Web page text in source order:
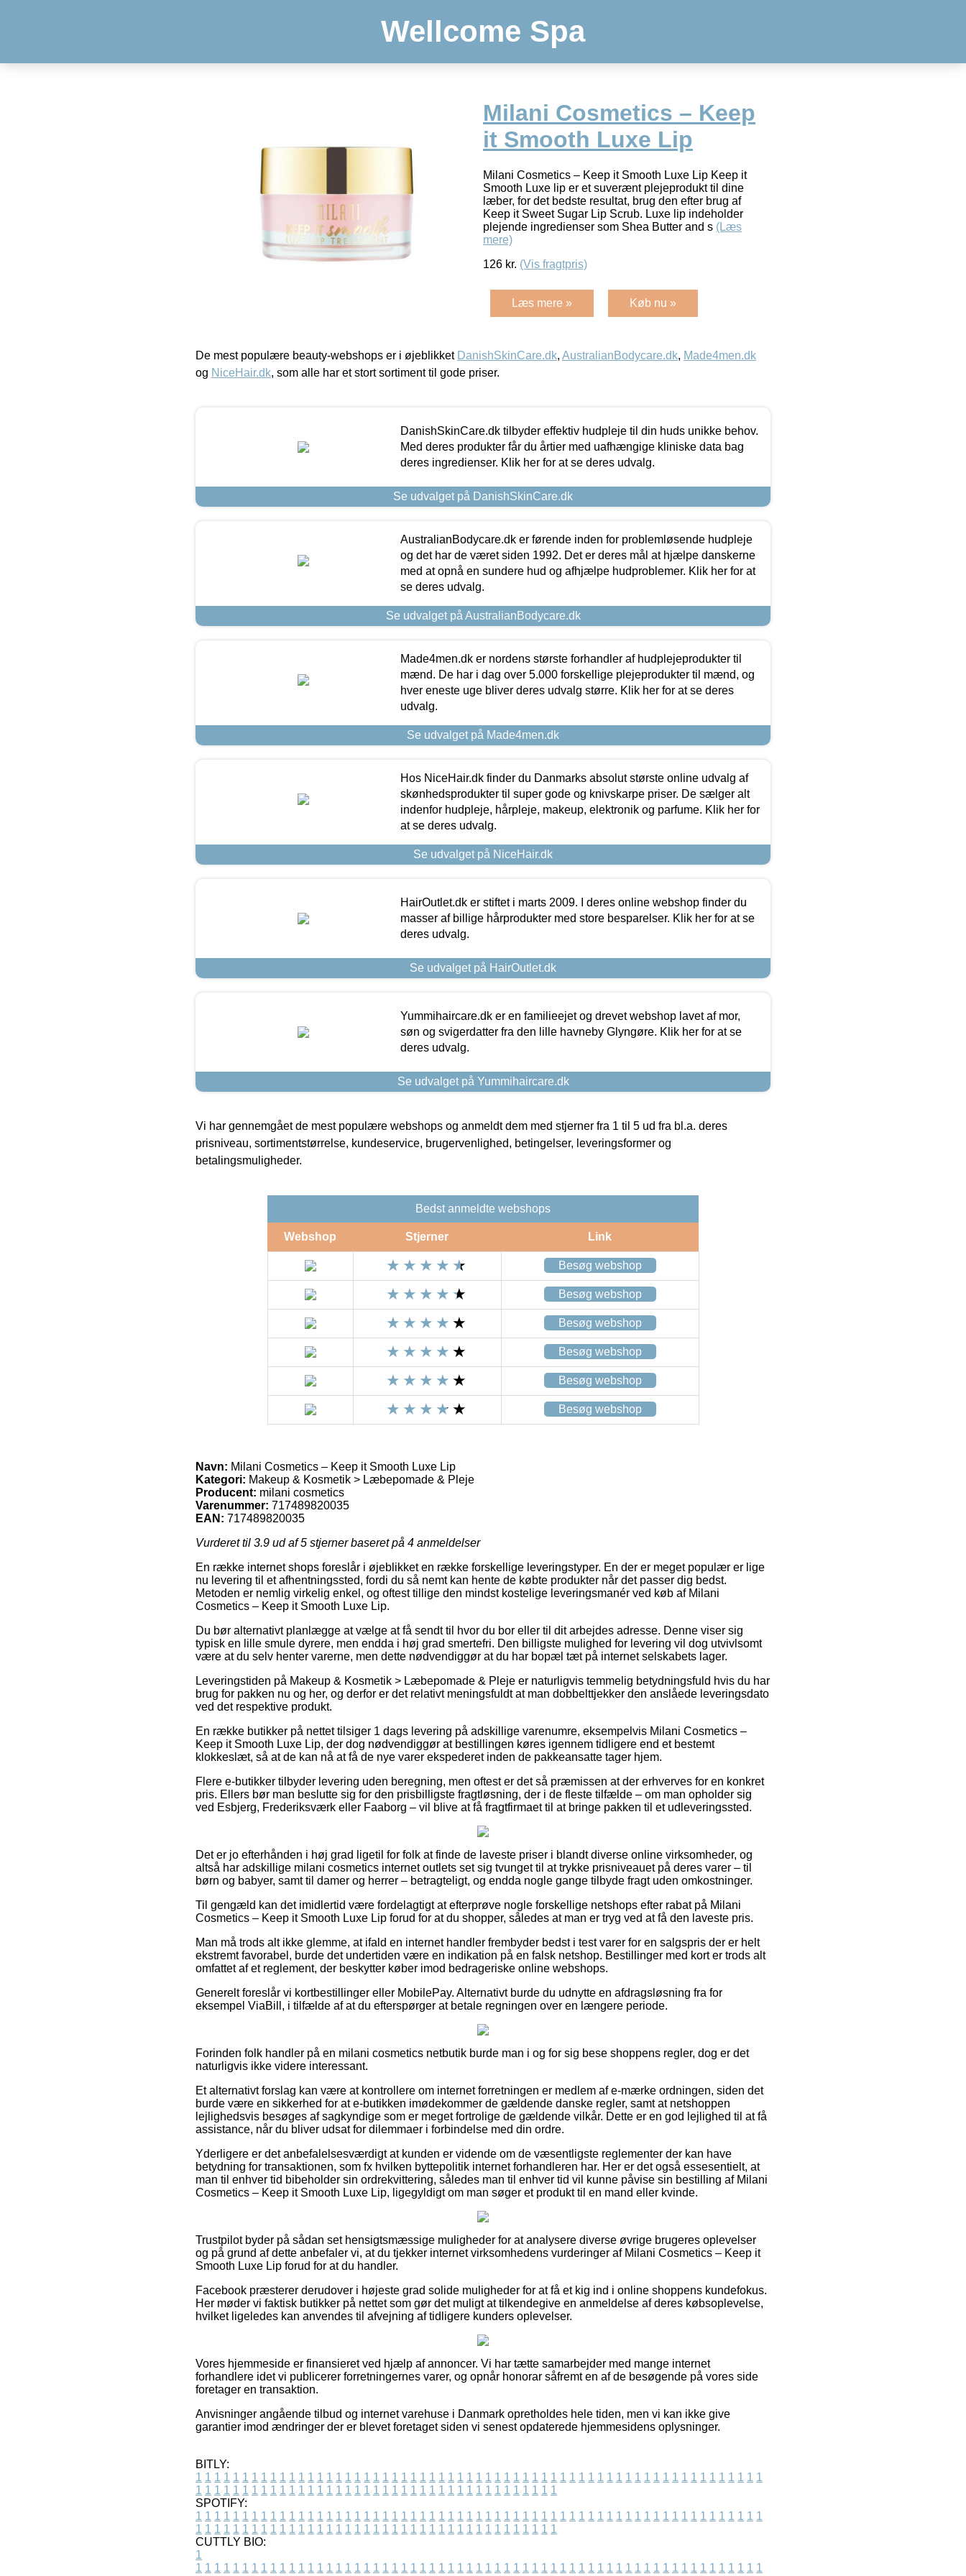
Wellcome Spa
Milani Cosmetics – Keep
it Smooth Luxe Lip
Milani Cosmetics – Keep it Smooth Luxe Lip Keep it
Smooth Luxe lip er et suverænt plejeprodukt til dine
læber, for det bedste resultat, brug den efter brug af
Keep it Sweet Sugar Lip Scrub. Luxe lip indeholder
plejende ingredienser som Shea Butter and s (Læs
mere)
126 kr. (Vis fragtpris)
Læs mere » Køb nu »
De mest populære beauty-webshops er i øjeblikket DanishSkinCare.dk, AustralianBodycare.dk, Made4men.dk
og NiceHair.dk, som alle har et stort sortiment til gode priser.
DanishSkinCare.dk tilbyder effektiv hudpleje til din huds unikke behov.
Med deres produkter får du årtier med uafhængige kliniske data bag
deres ingredienser. Klik her for at se deres udvalg.
Se udvalget på DanishSkinCare.dk
AustralianBodycare.dk er førende inden for problemløsende hudpleje
og det har de været siden 1992. Det er deres mål at hjælpe danskerne
med at opnå en sundere hud og afhjælpe hudproblemer. Klik her for at
se deres udvalg.
Se udvalget på AustralianBodycare.dk
Made4men.dk er nordens største forhandler af hudplejeprodukter til
mænd. De har i dag over 5.000 forskellige plejeprodukter til mænd, og
hver eneste uge bliver deres udvalg større. Klik her for at se deres
udvalg.
Se udvalget på Made4men.dk
Hos NiceHair.dk finder du Danmarks absolut største online udvalg af
skønhedsprodukter til super gode og knivskarpe priser. De sælger alt
indenfor hudpleje, hårpleje, makeup, elektronik og parfume. Klik her for
at se deres udvalg.
Se udvalget på NiceHair.dk
HairOutlet.dk er stiftet i marts 2009. I deres online webshop finder du
masser af billige hårprodukter med store besparelser. Klik her for at se
deres udvalg.
Se udvalget på HairOutlet.dk
Yummihaircare.dk er en familieejet og drevet webshop lavet af mor,
søn og svigerdatter fra den lille havneby Glyngøre. Klik her for at se
deres udvalg.
Se udvalget på Yummihaircare.dk
Vi har gennemgået de mest populære webshops og anmeldt dem med stjerner fra 1 til 5 ud fra bl.a. deres
prisniveau, sortimentstørrelse, kundeservice, brugervenlighed, betingelser, leveringsformer og
betalingsmuligheder.
Bedst anmeldte webshops
Webshop Stjerner Link
Besøg webshop
Besøg webshop
Besøg webshop
Besøg webshop
Besøg webshop
Besøg webshop
Navn: Milani Cosmetics – Keep it Smooth Luxe Lip
Kategori: Makeup & Kosmetik > Læbepomade & Pleje
Producent: milani cosmetics
Varenummer: 717489820035
EAN: 717489820035
Vurderet til 3.9 ud af 5 stjerner baseret på 4 anmeldelser
En række internet shops foreslår i øjeblikket en række forskellige leveringstyper. En der er meget populær er lige
nu levering til et afhentningssted, fordi du så nemt kan hente de købte produkter når det passer dig bedst.
Metoden er nemlig virkelig enkel, og oftest tillige den mindst kostelige leveringsmanér ved køb af Milani
Cosmetics – Keep it Smooth Luxe Lip.
Du bør alternativt planlægge at vælge at få sendt til hvor du bor eller til dit arbejdes adresse. Denne viser sig
typisk en lille smule dyrere, men endda i høj grad smertefri. Den billigste mulighed for levering vil dog utvivlsomt
være at du selv henter varerne, men dette nødvendiggør at du har bopæl tæt på internet selskabets lager.
Leveringstiden på Makeup & Kosmetik > Læbepomade & Pleje er naturligvis temmelig betydningsfuld hvis du har
brug for pakken nu og her, og derfor er det relativt meningsfuldt at man dobbelttjekker den anslåede leveringsdato
ved det respektive produkt.
En række butikker på nettet tilsiger 1 dags levering på adskillige varenumre, eksempelvis Milani Cosmetics –
Keep it Smooth Luxe Lip, der dog nødvendiggør at bestillingen køres igennem tidligere end et bestemt
klokkeslæt, så at de kan nå at få de nye varer ekspederet inden de pakkeansatte tager hjem.
Flere e-butikker tilbyder levering uden beregning, men oftest er det så præmissen at der erhverves for en konkret
pris. Ellers bør man beslutte sig for den prisbilligste fragtløsning, der i de fleste tilfælde – om man opholder sig
ved Esbjerg, Frederiksværk eller Faaborg – vil blive at få fragtfirmaet til at bringe pakken til et udleveringssted.
Det er jo efterhånden i høj grad ligetil for folk at finde de laveste priser i blandt diverse online virksomheder, og
altså har adskillige milani cosmetics internet outlets set sig tvunget til at trykke prisniveauet på deres varer – til
børn og babyer, samt til damer og herrer – betragteligt, og endda nogle gange tilbyde fragt uden omkostninger.
Til gengæld kan det imidlertid være fordelagtigt at efterprøve nogle forskellige netshops efter rabat på Milani
Cosmetics – Keep it Smooth Luxe Lip forud for at du shopper, således at man er tryg ved at få den laveste pris.
Man må trods alt ikke glemme, at ifald en internet handler frembyder bedst i test varer for en salgspris der er helt
ekstremt favorabel, burde det undertiden være en indikation på en falsk netshop. Bestillinger med kort er trods alt
omfattet af et reglement, der beskytter køber imod bedrageriske online webshops.
Generelt foreslår vi kortbestillinger eller MobilePay. Alternativt burde du udnytte en afdragsløsning fra for
eksempel ViaBill, i tilfælde af at du efterspørger at betale regningen over en længere periode.
Forinden folk handler på en milani cosmetics netbutik burde man i og for sig bese shoppens regler, dog er det
naturligvis ikke videre interessant.
Et alternativt forslag kan være at kontrollere om internet forretningen er medlem af e-mærke ordningen, siden det
burde være en sikkerhed for at e-butikken imødekommer de gældende danske regler, samt at netshoppen
lejlighedsvis besøges af sagkyndige som er meget fortrolige de gældende vilkår. Dette er en god lejlighed til at få
assistance, når du bliver udsat for dilemmaer i forbindelse med din ordre.
Yderligere er det anbefalelsesværdigt at kunden er vidende om de væsentligste reglementer der kan have
betydning for transaktionen, som fx hvilken byttepolitik internet forhandleren har. Her er det også essesentielt, at
man til enhver tid bibeholder sin ordrekvittering, således man til enhver tid vil kunne påvise sin bestilling af Milani
Cosmetics – Keep it Smooth Luxe Lip, ligegyldigt om man søger et produkt til en mand eller kvinde.
Trustpilot byder på sådan set hensigtsmæssige muligheder for at analysere diverse øvrige brugeres oplevelser
og på grund af dette anbefaler vi, at du tjekker internet virksomhedens vurderinger af Milani Cosmetics – Keep it
Smooth Luxe Lip forud for at du handler.
Facebook præsterer derudover i højeste grad solide muligheder for at få et kig ind i online shoppens kundefokus.
Her møder vi faktisk butikker på nettet som gør det muligt at tilkendegive en anmeldelse af deres købsoplevelse,
hvilket ligeledes kan anvendes til afvejning af tidligere kunders oplevelser.
Vores hjemmeside er finansieret ved hjælp af annoncer. Vi har tætte samarbejder med mange internet
forhandlere idet vi publicerer forretningernes varer, og opnår honorar såfremt en af de besøgende på vores side
foretager en transaktion.
Anvisninger angående tilbud og internet varehuse i Danmark opretholdes hele tiden, men vi kan ikke give
garantier imod ændringer der er blevet foretaget siden vi senest opdaterede hjemmesidens oplysninger.
BITLY:
1 1 1 1 1 1 1 1 1 1 1 1 1 1 1 1 1 1 1 1 1 1 1 1 1 1 1 1 1 1 1 1 1 1 1 1 1 1 1 1 1 1 1 1 1 1 1 1 1 1 1 1 1 1 1 1 1 1 1 1 1
1 1 1 1 1 1 1 1 1 1 1 1 1 1 1 1 1 1 1 1 1 1 1 1 1 1 1 1 1 1 1 1 1 1 1 1 1 1 1
SPOTIFY:
1 1 1 1 1 1 1 1 1 1 1 1 1 1 1 1 1 1 1 1 1 1 1 1 1 1 1 1 1 1 1 1 1 1 1 1 1 1 1 1 1 1 1 1 1 1 1 1 1 1 1 1 1 1 1 1 1 1 1 1 1
1 1 1 1 1 1 1 1 1 1 1 1 1 1 1 1 1 1 1 1 1 1 1 1 1 1 1 1 1 1 1 1 1 1 1 1 1 1 1
CUTTLY BIO:
1
1 1 1 1 1 1 1 1 1 1 1 1 1 1 1 1 1 1 1 1 1 1 1 1 1 1 1 1 1 1 1 1 1 1 1 1 1 1 1 1 1 1 1 1 1 1 1 1 1 1 1 1 1 1 1 1 1 1 1 1 1